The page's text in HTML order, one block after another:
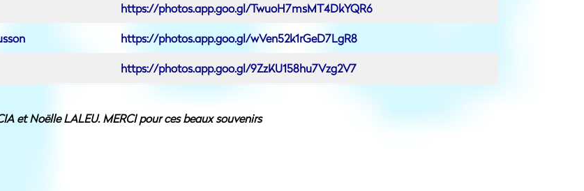
https://photos.app.goo.gl/TwuoH7msMT4DkYQR6
https://photos.app.goo.gl/wVen52k1rGeD7LgR8
https://photos.app.goo.gl/9ZzKU158hu7Vzg2V7
et Noëlle LALEU. MERCI pour ces beaux souvenirs